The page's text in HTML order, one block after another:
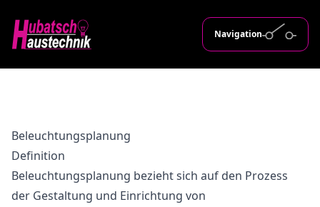
Navigation
Beleuchtungsplanung
Definition
Beleuchtungsplanung bezieht sich auf den Prozess
der Gestaltung und Einrichtung von